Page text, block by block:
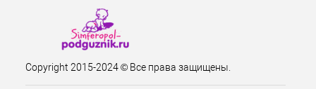
Copyright 2015-2024 © Все права защищены.